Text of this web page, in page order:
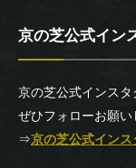
京の芝公式イン
京の芝公式インスタ
ぜひフォローお願い
⇒京の芝公式インス